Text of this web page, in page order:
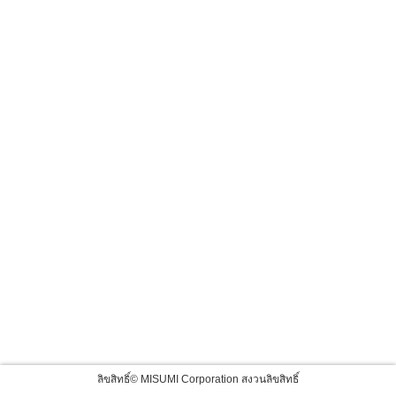
ลิขสิทธิ์© MISUMI Corporation สงวนลิขสิทธิ์